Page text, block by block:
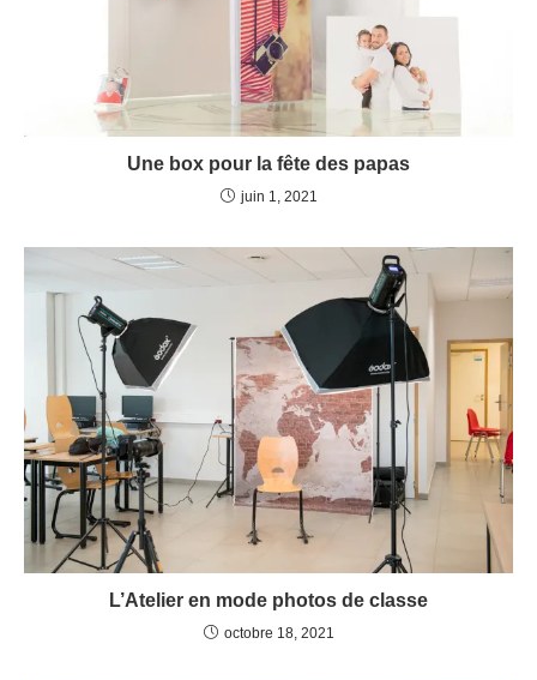
Une box pour la fête des papas
juin 1, 2021
L’Atelier en mode photos de classe
octobre 18, 2021